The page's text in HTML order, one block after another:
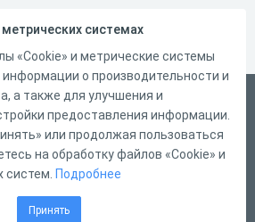
связи
системах
«Cookie» и метрические системы
информации о производительности и
а также для улучшения и
предоставления информации.
или продолжая пользоваться
на обработку файлов «Cookie» и
систем. Подробнее
Принять